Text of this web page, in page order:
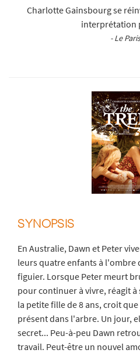
Charlotte Gainsbourg se
interprétation
- Le
SYNOPSIS
En Australie, Dawn et Peter
leurs quatre enfants à l'ombre
figuier. Lorsque Peter meurt
pour continuer à vivre, réagit à
la petite fille de 8 ans, croit
présent dans l'arbre. Un jour,
secret... Peu-à-peu Dawn
travail. Peut-être un nouvel